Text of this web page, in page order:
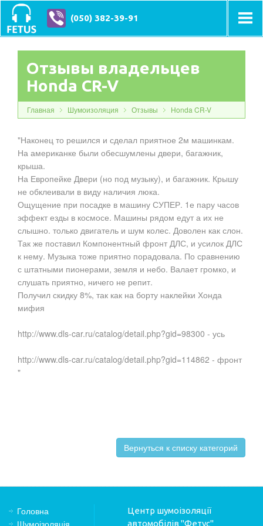
(050) 382-39-91
Отзывы владельцев
Honda CR-V
Главная Шумоизоляция Отзывы Honda CR-V
"Наконец то решился и сделал приятное 2м машинкам.
На американке были обесшумлены двери, багажник,
крыша.
На Европейке Двери (но под музыку), и багажник. Крышу
не обклеивали в виду наличия люка.
Ощущение при посадке в машину СУПЕР. 1е пару часов
эффект езды в космосе. Машины рядом едут а их не
слышно. только двигатель и шум колес. Доволен как слон.
Так же поставил Компонентный фронт ДЛС, и усилок ДЛС
к нему. Музыка тоже приятно порадовала. По сравнению
с штатными пионерами, земля и небо. Валает громко, и
слушать приятно, ничего не репит.
Получил скидку 8%, так как на борту наклейки Хонда
мифия
http://www.dls-car.ru/catalog/detail.php?gid=98300 - усь
http://www.dls-car.ru/catalog/detail.php?gid=114862 - фронт
"
Вернуться к списку категорий
Головна
Шумоізоляція
Центр шумоізоляції
автомобілів "Фетус"